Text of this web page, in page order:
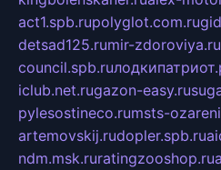
act1.spb.rupolyglot.com.ru
detsad125.rumir-zdoroviya.ru
council.spb.ru
iclub.net.rugazon-easy.ru
pylesostineco.rumsts-
artemovskij.rudopler.spb.ru
ndm.msk.ruratingzooshop.ru